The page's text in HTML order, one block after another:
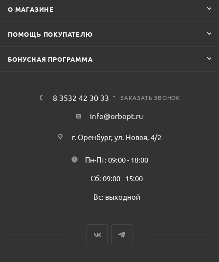
О МАГАЗИНЕ
ПОМОЩЬ ПОКУПАТЕЛЮ
БОНУСНАЯ ПРОГРАММА
8 3532 42 30 33 ЗАКАЗАТЬ ЗВОНОК
info@orbopt.ru
г. Оренбург, ул. Новая, 4/2
Пн-Пт: 09:00 - 18:00
Сб: 09:00 - 15:00
Вс: выходной